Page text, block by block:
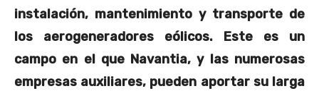
instalación, mantenimiento y transporte de
los aerogeneradores eólicos. Este es un
campo en el que Navantia, y las numerosas
empresas auxiliares, pueden aportar su larga